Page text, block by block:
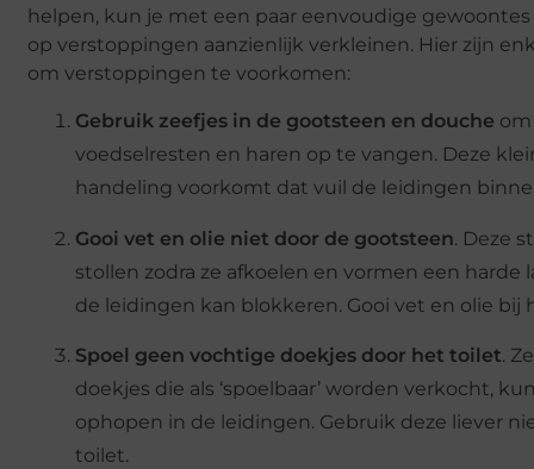
helpen, kun je met een paar eenvoudige
op verstoppingen aanzienlijk verkleinen. Hier zijn
om verstoppingen te voorkomen:
Gebruik zeefjes in de gootsteen en douche om
voedselresten en haren op te vangen. Deze
handeling voorkomt dat vuil de leidingen
Gooi vet en olie niet door de gootsteen. Deze
stollen zodra ze afkoelen en vormen een harde
de leidingen kan blokkeren. Gooi vet en olie bij
Spoel geen vochtige doekjes door het toilet.
doekjes die als ‘spoelbaar’ worden verkocht,
ophopen in de leidingen. Gebruik deze liever
toilet.